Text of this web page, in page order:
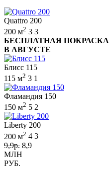
Quattro 200
200 м2 3 3
БЕСПЛАТНАЯ ПОКРАСКА
В АВГУСТЕ
Блисс 115
115 м2 3 1
Фламандия 150
150 м2 5 2
Liberty 200
200 м2 4 3
9,9р. 8,9
МЛН
РУБ.